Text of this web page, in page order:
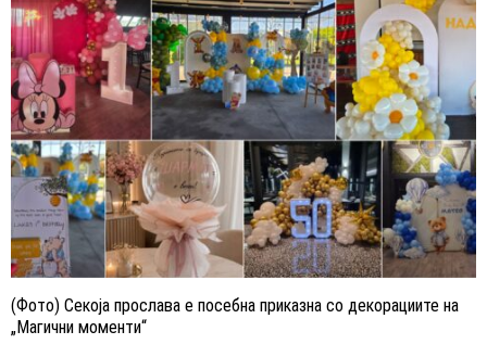
(Фото) Секоја прослава е посебна приказна со декорациите на
„Магични моменти“